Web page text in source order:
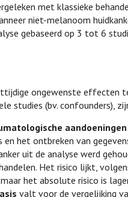
met klassieke
niet-melanoom
gebaseerd op 3 tot 6
ongewenste
studies (bv. confounders),
aandoeningen
het ontbreken van
uit de analyse werd
Het risico lijkt,
het absolute risico is
valt voor de vergelijking